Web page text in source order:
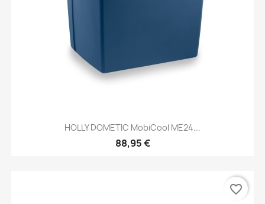
HOLLY DOMETIC MobiCool ME24...
88,95 €
favorite_border